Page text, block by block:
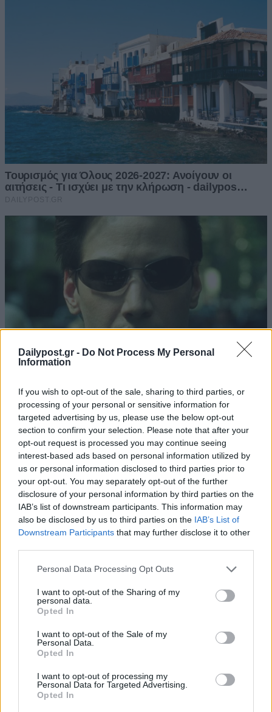
Dailypost.gr - Do Not Process My Personal
Information
If you wish to opt-out of the sale, sharing to third parties, or
processing of your personal or sensitive information for
targeted advertising by us, please use the below opt-out
section to confirm your selection. Please note that after your
opt-out request is processed you may continue seeing
interest-based ads based on personal information utilized by
us or personal information disclosed to third parties prior to
your opt-out. You may separately opt-out of the further
disclosure of your personal information by third parties on the
IAB’s list of downstream participants. This information may
also be disclosed by us to third parties on the IAB’s List of
Downstream Participants that may further disclose it to other
Personal Data Processing Opt Outs
I want to opt-out of the Sharing of my
personal data.
Opted In
I want to opt-out of the Sale of my
Personal Data.
Opted In
I want to opt-out of processing my
Personal Data for Targeted Advertising.
Opted In